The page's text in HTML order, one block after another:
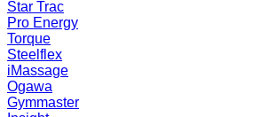
Star Trac
Pro Energy
Torque
Steelflex
iMassage
Ogawa
Gymmaster